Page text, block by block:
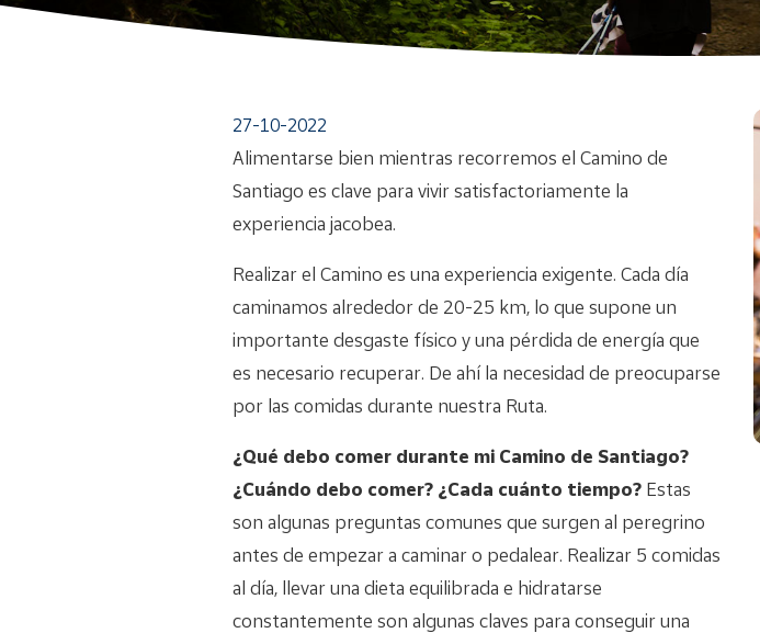
27-10-2022
Alimentarse bien mientras recorremos el Camino de
Santiago es clave para vivir satisfactoriamente la
experiencia jacobea.
Realizar el Camino es una experiencia exigente. Cada día
caminamos alrededor de 20-25 km, lo que supone un
importante desgaste físico y una pérdida de energía que
es necesario recuperar. De ahí la necesidad de preocuparse
por las comidas durante nuestra Ruta.
¿Qué debo comer durante mi Camino de Santiago?
¿Cuándo debo comer? ¿Cada cuánto tiempo? Estas
son algunas preguntas comunes que surgen al peregrino
antes de empezar a caminar o pedalear. Realizar 5 comidas
al día, llevar una dieta equilibrada e hidratarse
constantemente son algunas claves para conseguir una